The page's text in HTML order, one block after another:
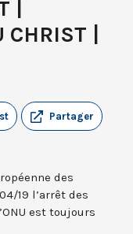
|
|
Partager
des
19 l’arrêt des
est toujours